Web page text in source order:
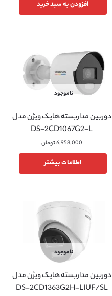
افزودن به سبد خرید
ناموجود
دوربین مداربسته هایک ویژن مدل
DS-2CD1067G2-L
6,958,000تومان
اطلاعات بیشتر
ناموجود
دوربین مداربسته هایک ویژن مدل
DS-2CD1363G2H-LIUF/SL